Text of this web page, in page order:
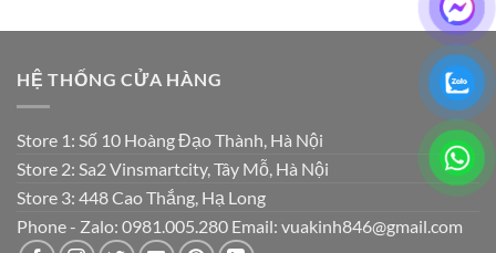
HỆ THỐNG CỬA HÀNG
Store 1: Số 10 Hoàng Đạo Thành, Hà Nội
Store 2: Sa2 Vinsmartcity, Tây Mỗ, Hà Nội
Store 3: 448 Cao Thắng, Hạ Long
Phone - Zalo: 0981.005.280 Email: vuakinh846@gmail.com